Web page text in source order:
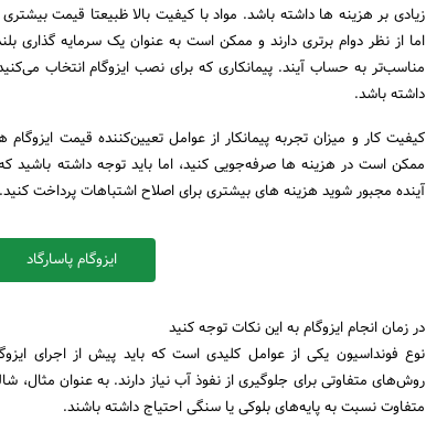
زیادی بر هزینه‌ ها داشته باشد. مواد با کیفیت بالا ظبیعتا قیمت بیشتری
اما از نظر دوام برتری دارند و ممکن است به عنوان یک سرمایه‌ گذاری
مناسب‌تر به حساب آیند. پیمانکاری که برای نصب ایزوگام انتخاب
داشته باشد.
کیفیت کار و میزان تجربه پیمانکار از عوامل تعیین‌کننده قیمت ایزوگام
ممکن است در هزینه‌ ها صرفه‌جویی کنید، اما باید توجه داشته باشید
آینده مجبور شوید هزینه‌ های بیشتری برای اصلاح اشتباهات پرداخت کنید.
ایزوگام پاسارگاد
در زمان انجام ایزوگام به این نکات توجه کنید
نوع فونداسیون یکی از عوامل کلیدی است که باید پیش از اجرای
روش‌های متفاوتی برای جلوگیری از نفوذ آب نیاز دارند. به عنوان
متفاوت نسبت به پایه‌های بلوکی یا سنگی احتیاج داشته باشند.